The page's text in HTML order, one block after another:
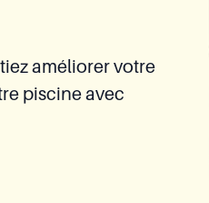
améliorer votre
piscine avec